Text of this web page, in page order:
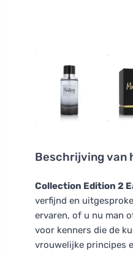
Beschrijving van
Collection Edition 2
verfijnd en
ervaren, of u nu man
voor kenners die de
vrouwelijke principes